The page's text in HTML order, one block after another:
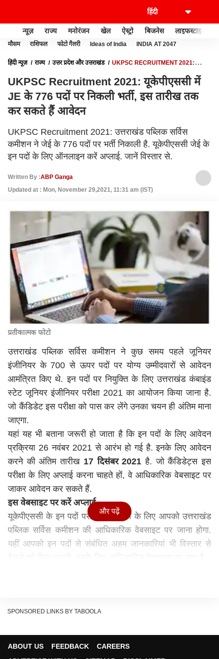
न्यूज़ राज्य मनोरंजन खेल ऐस्ट्रो बिजनेस लाइफस्टाइल
मौसम राशिफल फोटो गैलरी Ideas of India INDIA AT 2047
हिंदी न्यूज़ राज्य उत्तर प्रदेश और उत्तराखंड
UKPSC RECRUITMENT 2021:
UKPSC Recruitment 2021: यूकेपीएससी में
JE के 776 पदों पर निकली भर्ती, इस तारीख तक
कर सकते हैं आवेदन
UKPSC Recruitment 2021: उत्तराखंड पब्लिक सर्विस
कमीशन ने जेई के 776 पदों पर भर्ती निकाली है. यूकेपीएससी जेई के
इन पदों के लिए ऑनलाइन करें अप्लाई. जानें विस्तार से.
Written By :ABP Ganga
Updated at : Mon, November 29,2021, 11:31 am (IST)
प्रतीकात्मक फोटो
उत्तराखंड पब्लिक सर्विस कमीशन ने कुछ समय पहले जूनियर
इंजीनियर के 700 से ऊपर पदों पर योग्य उम्मीदवारों से आवेदन
आमंत्रित किए थे. इन पदों पर नियुक्ति के लिए उत्तराखंड कंबाइंड
स्टेट जूनियर इंजीनियर परीक्षा 2021 का आयोजन किया जाना है.
जो कैंडिडेट इस परीक्षा को पास कर लेंगे उनका चयन ही अंतिम माना
जाएगा.
यहां यह भी बताना जरूरी हो जाता है कि इन पदों के लिए आवेदन
प्रक्रिया 26 नवंबर 2021 से आरंभ हो गई है. इनके लिए आवेदन
करने की अंतिम तारीख 17 दिसंबर 2021 है. जो कैंडिडेट्स इस
परीक्षा के लिए अप्लाई करना चाहते हों, वे आधिकारिक वेबसाइट पर
जाकर आवेदन कर सकते हैं.
इस वेबसाइट पर करें अप्लाई –
यूकेपीएससी के इन पदों पर अप्लाई करने के लिए आपको उत्तराखंड
पब्लिक सर्विस कमीशन की आधिकारिक वेबसाइट पर जाना होगा.
यहीं आपको इन पदों से संबंधित अहम जानकारियां भी विस्तार से
44,900 रुपए से लेकर 1,42,400 रुपए तक सैलरी मिलेगी.
और पढ़ें
SPONSORED LINKS BY TABOOLA
ABOUT US FEEDBACK
CAREERS